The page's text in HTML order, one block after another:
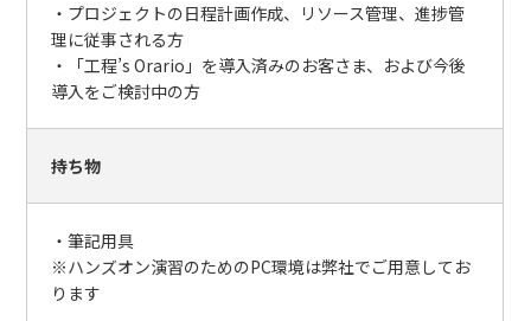
・プロジェクトの日程計画作成、リソース管理、進捗管
理に従事される方
・「工程’s Orario」を導入済みのお客さま、および今後
導入をご検討中の方
持ち物
・筆記用具
※ハンズオン演習のためのPC環境は弊社でご用意してお
ります